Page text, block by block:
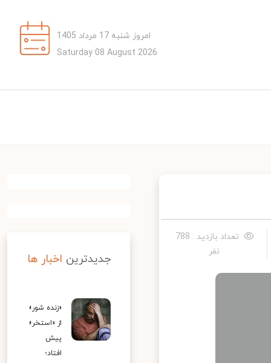
امروز شنبه 17 مرداد 1405
Saturday 08 August 2026
تعداد بازدید : 788
نفر
جدیدترین اخبار ها
«زنده شور»
از «استخر»
پیش
افتاد؛